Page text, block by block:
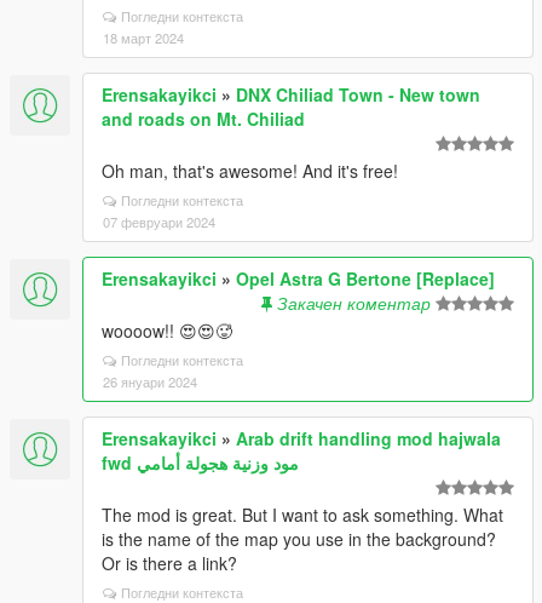
Погледни контекста
18 март 2024
Erensakayikci » DNX Chiliad Town - New town
and roads on Mt. Chiliad
Oh man, that's awesome! And it's free!
Погледни контекста
07 февруари 2024
Erensakayikci » Opel Astra G Bertone [Replace]
Закачен коментар
woooow!! 😍😍🥵
Погледни контекста
26 януари 2024
Erensakayikci » Arab drift handling mod hajwala
fwd مود وزنية هجولة أمامي
The mod is great. But I want to ask something. What
is the name of the map you use in the background?
Or is there a link?
Погледни контекста